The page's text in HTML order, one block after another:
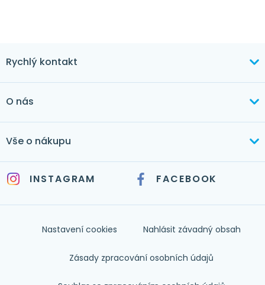
Rychlý kontakt
+420 771 144 779
info@byt-tex.cz
O nás
Služby
Vše o nákupu
INSTAGRAM FACEBOOK
Nastavení cookies Nahlásit závadný obsah
Zásady zpracování osobních údajů